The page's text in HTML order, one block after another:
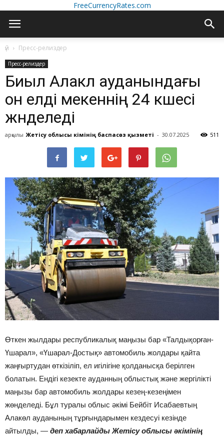
FreeCurrencyRates.com
үй Пресс-релиздер
Пресс-релиздер
Биыл Алакөл ауданындағы
он елді мекеннің 24 көшесі
жөнделеді
арқылы Жетісу облысы әкімінің баспасөз қызметі - 30.07.2025 511
Өткен жылдары республикалық маңызы бар «Талдықорған-
Үшарал», «Үшарал-Достық» автомобиль жолдары қайта
жаңғыртудан өткізіліп, ел игілігіне қолданысқа берілген
болатын. Ендігі кезекте ауданның облыстық және жергілікті
маңызы бар автомобиль жолдары кезең-кезеңімен
жөнделеді. Бұл туралы облыс әкімі Бейбіт Исабаевтың
Алакөл ауданының тұрғындарымен кездесуі кезінде
айтылды, — деп хабарлайды Жетісу облысы әкімінің